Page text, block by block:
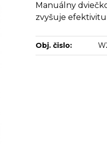
Manuálny
zvyšuje
Obj. čislo: